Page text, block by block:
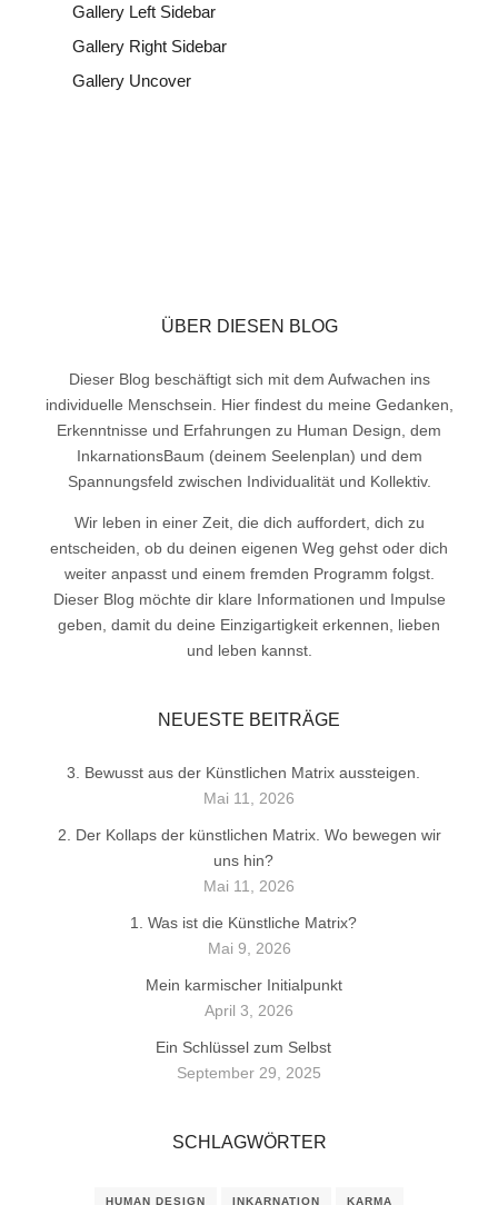
Gallery Left Sidebar
Gallery Right Sidebar
Gallery Uncover
ÜBER DIESEN BLOG
Dieser Blog beschäftigt sich mit dem Aufwachen ins
individuelle Menschsein. Hier findest du meine Gedanken,
Erkenntnisse und Erfahrungen zu Human Design, dem
InkarnationsBaum (deinem Seelenplan) und dem
Spannungsfeld zwischen Individualität und Kollektiv.
Wir leben in einer Zeit, die dich auffordert, dich zu
entscheiden, ob du deinen eigenen Weg gehst oder dich
weiter anpasst und einem fremden Programm folgst.
Dieser Blog möchte dir klare Informationen und Impulse
geben, damit du deine Einzigartigkeit erkennen, lieben
und leben kannst.
NEUESTE BEITRÄGE
3. Bewusst aus der Künstlichen Matrix aussteigen.
Mai 11, 2026
2. Der Kollaps der künstlichen Matrix. Wo bewegen wir
uns hin?
Mai 11, 2026
1. Was ist die Künstliche Matrix?
Mai 9, 2026
Mein karmischer Initialpunkt
April 3, 2026
Ein Schlüssel zum Selbst
September 29, 2025
SCHLAGWÖRTER
HUMAN DESIGN INKARNATION KARMA